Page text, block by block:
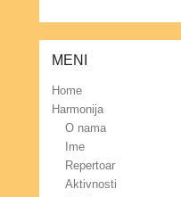
MENI
Home
Harmonija
O nama
Ime
Repertoar
Aktivnosti